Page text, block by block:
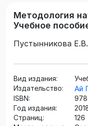
Методология
Учебное
Пустынникова Е.В.
Вид издания:
Издательство:
Ай
ISBN:
Год издания:
Страниц:
126